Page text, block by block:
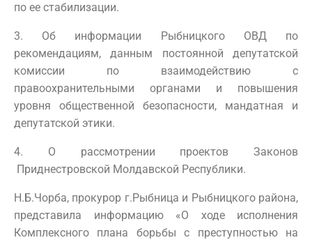
по ее стабилизации.
3. Об информации Рыбницкого ОВД по
рекомендациям, данным постоянной депутатской
комиссии по взаимодействию с
правоохранительными органами и повышения
уровня общественной безопасности, мандатная и
депутатской этики.
4. О рассмотрении проектов Законов
Приднестровской Молдавской Республики.
Н.Б.Чорба, прокурор г.Рыбница и Рыбницкого района,
представила информацию «О ходе исполнения
Комплексного плана борьбы с преступностью на